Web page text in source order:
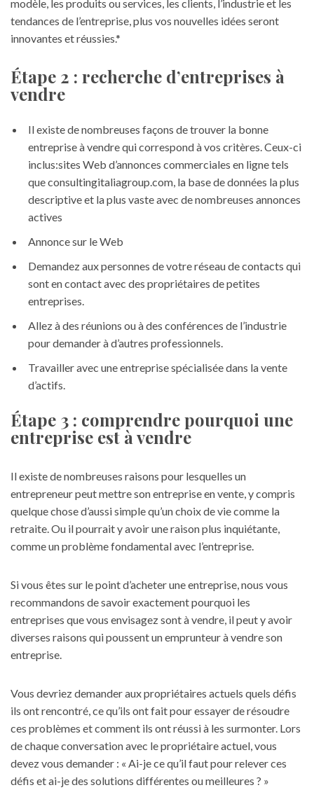
modèle, les produits ou services, les clients, l’industrie et les
tendances de l’entreprise, plus vos nouvelles idées seront
innovantes et réussies.*
Étape 2 : recherche d’entreprises à
vendre
Il existe de nombreuses façons de trouver la bonne
entreprise à vendre qui correspond à vos critères. Ceux-ci
inclus:sites Web d’annonces commerciales en ligne tels
que consultingitaliagroup.com, la base de données la plus
descriptive et la plus vaste avec de nombreuses annonces
actives
Annonce sur le Web
Demandez aux personnes de votre réseau de contacts qui
sont en contact avec des propriétaires de petites
entreprises.
Allez à des réunions ou à des conférences de l’industrie
pour demander à d’autres professionnels.
Travailler avec une entreprise spécialisée dans la vente
d’actifs.
Étape 3 : comprendre pourquoi une
entreprise est à vendre
Il existe de nombreuses raisons pour lesquelles un
entrepreneur peut mettre son entreprise en vente, y compris
quelque chose d’aussi simple qu’un choix de vie comme la
retraite. Ou il pourrait y avoir une raison plus inquiétante,
comme un problème fondamental avec l’entreprise.
Si vous êtes sur le point d’acheter une entreprise, nous vous
recommandons de savoir exactement pourquoi les
entreprises que vous envisagez sont à vendre, il peut y avoir
diverses raisons qui poussent un emprunteur à vendre son
entreprise.
Vous devriez demander aux propriétaires actuels quels défis
ils ont rencontré, ce qu’ils ont fait pour essayer de résoudre
ces problèmes et comment ils ont réussi à les surmonter. Lors
de chaque conversation avec le propriétaire actuel, vous
devez vous demander : « Ai-je ce qu’il faut pour relever ces
défis et ai-je des solutions différentes ou meilleures ? »